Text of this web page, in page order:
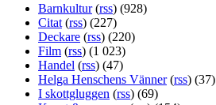
Barnkultur(rss) (928)
Citat (rss) (227)
Deckare (rss) (220)
Film (rss) (1 023)
Handel (rss) (47)
Helga Henschens Vänner(rss) (37)
I skottgluggen (rss) (69)